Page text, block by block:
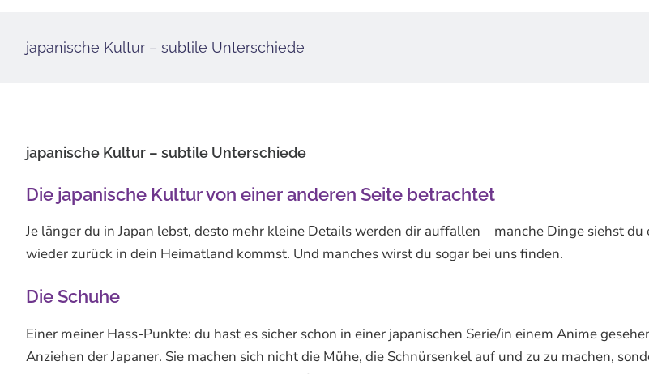
japanische Kultur – subtile Unterschiede
japanische Kultur – subtile Unterschiede
Die japanische Kultur von einer anderen Seite betrachtet
Je länger du in Japan lebst, desto mehr kleine Details werden dir auffallen – manche Dinge siehst du
wieder zurück in dein Heimatland kommst. Und manches wirst du sogar bei uns finden.
Die Schuhe
Einer meiner Hass-Punkte: du hast es sicher schon in einer japanischen Serie/in einem Anime
Anziehen der Japaner. Sie machen sich nicht die Mühe, die Schnürsenkel auf und zu zu machen,